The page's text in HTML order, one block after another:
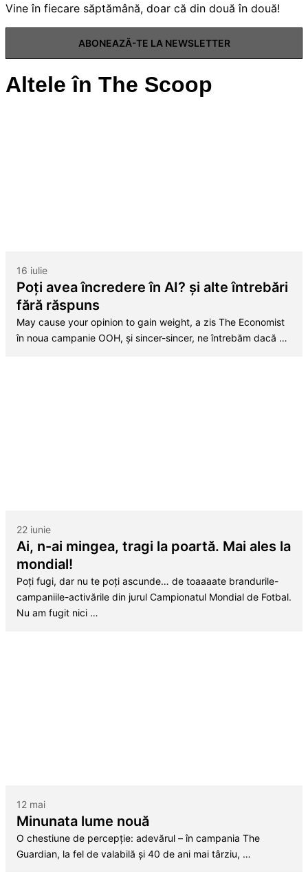
Vine în fiecare săptămână, doar că din două în două!
ABONEAZĂ-TE LA NEWSLETTER
Altele în The Scoop
16 iulie
Poți avea încredere în AI? și alte întrebări
fără răspuns
May cause your opinion to gain weight, a zis The Economist
în noua campanie OOH, și sincer-sincer, ne întrebăm dacă …
22 iunie
Ai, n-ai mingea, tragi la poartă. Mai ales la
mondial!
Poți fugi, dar nu te poți ascunde… de toaaaate brandurile-
campaniile-activările din jurul Campionatul Mondial de Fotbal.
Nu am fugit nici …
12 mai
Minunata lume nouă
O chestiune de percepție: adevărul – în campania The
Guardian, la fel de valabilă și 40 de ani mai târziu, …